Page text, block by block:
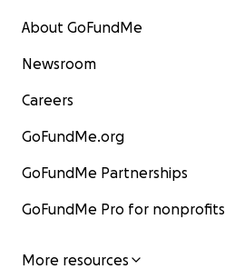
About GoFundMe
Newsroom
Careers
GoFundMe.org
GoFundMe Partnerships
GoFundMe Pro for nonprofits
More resources